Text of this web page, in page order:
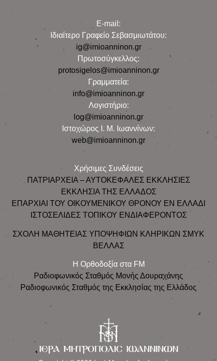
E-mail:
Iδιαίτερο Γραφείο Σεβασμιωτάτου:
ig@imioanninon.gr
Πρωτοσύγκελλος:
protosigelos@imioanninon.gr
Γραμματεία:
info@imioanninon.gr
Λογιστήριο:
log@imioanninon.gr
Ιστοχώρος Ι. Μ. Ιωαννίνων:
web@imioanninon.gr
Χρήσιμες Συνδέσεις
ΠΑΤΡΙΑΡΧΕΙΑ – ΑΥΤΟΚΕΦΑΛΕΣ ΕΚΚΛΗΣΙΕΣ
ΕΚΚΛΗΣΙΑ ΤΗΣ ΕΛΛΑΔΟΣ
ΕΠΑΡΧΙΑΙ ΤΟΥ ΟΙΚΟΥΜΕΝΙΚΟΥ ΘΡΟΝΟΥ ΕΝ ΕΛΛΑΔΙ
ΙΣΤΟΣΕΛΙΔΕΣ ΤΟΠΙΚΟΥ ΕΝΔΙΑΦΕΡΟΝΤΟΣ
ΣΧΟΛΗ ΜΑΘΗΤΕΙΑΣ ΥΠΟΨΗΦΙΩΝ ΚΛΗΡΙΚΩΝ ΣΜΥΚ
ΒΕΛΛΑΣ
Η Ορθοδοξία στα FM
Ραδιοφωνικός Σταθμός Μονής Δουραχάνης
Ραδιοφωνικός Σταθμός της Εκκλησίας της Ελλάδος